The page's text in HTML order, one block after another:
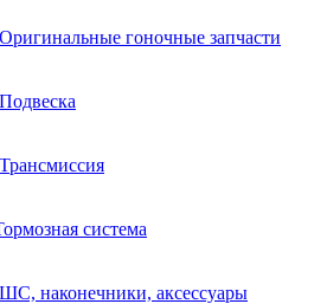
Оригинальные гоночные запчасти
Подвеска
Трансмиссия
система
ШС, наконечники, аксессуары